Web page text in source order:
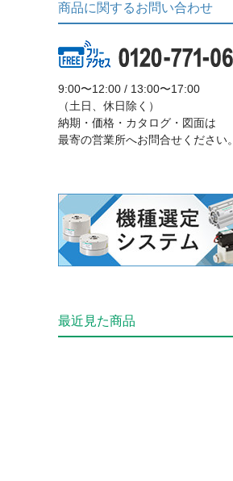
商品に関するお問い合わせ
9:00〜12:00 / 13:00〜17:00
（土日、休日除く）
納期・価格・カタログ・図面は
最寄の営業所へお問合せください。
最近見た商品